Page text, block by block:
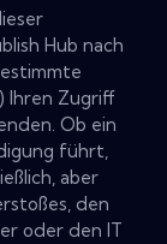
Hub nach
Ihren Zugriff
Ob ein
führt,
aber
den
oder den IT